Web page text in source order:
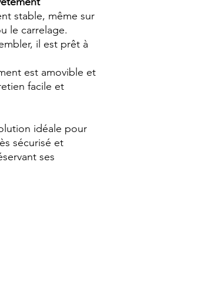
stable, même sur
le carrelage.
il est prêt à
est amovible et
facile et
idéale pour
sécurisé et
ses